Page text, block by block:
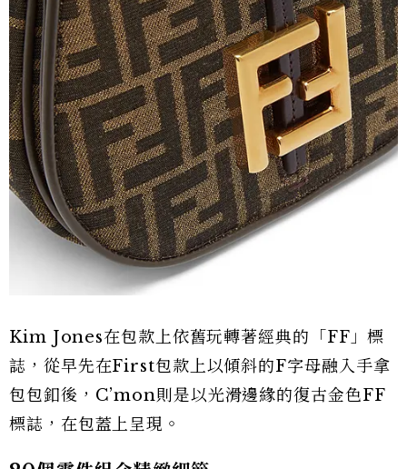
Kim Jones在包款上依舊玩轉著經典的「FF」標
誌，從早先在First包款上以傾斜的F字母融入手拿
包包釦後，C’mon則是以光滑邊緣的復古金色FF
標誌，在包蓋上呈現。